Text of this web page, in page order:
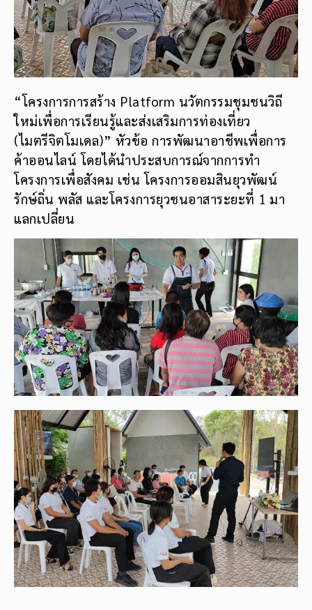
“โครงการการสร้าง Platform นวัตกรรมชุมชนวิถี
ใหม่เพื่อการเรียนรู้และส่งเสริมการท่องเที่ยว
(ไมตรีจิตโมเดล)” หัวข้อ การพัฒนาอาชีพเพื่อการ
ค้าออนไลน์ โดยได้นำประสบการณ์จากการทำ
โครงการเพื่อสังคม เช่น โครงการออมสินยุวพัฒน์
รักษ์ถิ่น พลัส และโครงการยุวชนอาสาระยะที่ 1 มา
แลกเปลี่ยน